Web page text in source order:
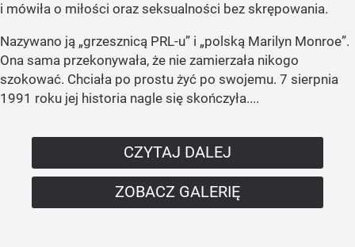
i mówiła o miłości oraz seksualności bez skrępowania.
Nazywano ją „grzesznicą PRL-u” i „polską Marilyn Monroe”.
Ona sama przekonywała, że nie zamierzała nikogo
szokować. Chciała po prostu żyć po swojemu. 7 sierpnia
1991 roku jej historia nagle się skończyła....
CZYTAJ DALEJ
ZOBACZ GALERIĘ